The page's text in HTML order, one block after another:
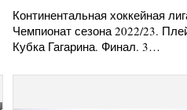
Континентальная хоккейная
Чемпионат сезона 2022/23.
Кубка Гагарина. Финал. 3…